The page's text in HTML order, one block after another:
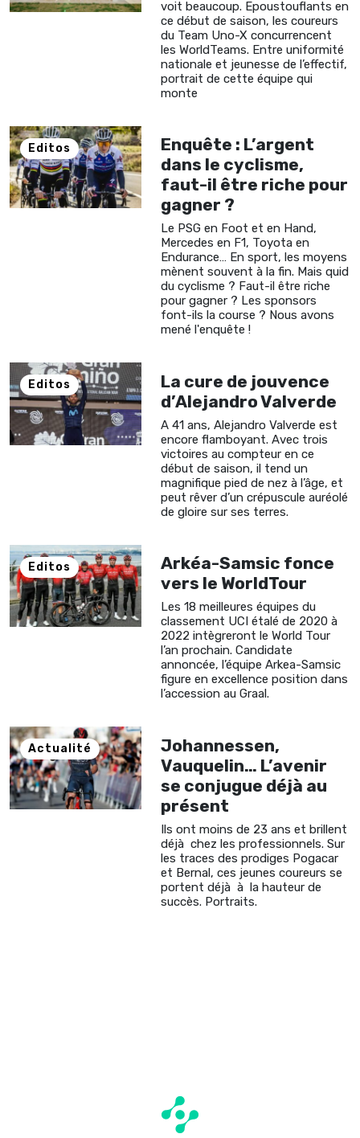
voit beaucoup. Epoustouflants en
ce début de saison, les coureurs
du Team Uno-X concurrencent
les WorldTeams. Entre uniformité
nationale et jeunesse de l’effectif,
portrait de cette équipe qui
monte
Editos
Enquête : L’argent
dans le cyclisme,
faut-il être riche pour
gagner ?
Le PSG en Foot et en Hand,
Mercedes en F1, Toyota en
Endurance… En sport, les moyens
mènent souvent à la fin. Mais quid
du cyclisme ? Faut-il être riche
pour gagner ? Les sponsors
font-ils la course ? Nous avons
mené l'enquête !
Editos
La cure de jouvence
d’Alejandro Valverde
A 41 ans, Alejandro Valverde est
encore flamboyant. Avec trois
victoires au compteur en ce
début de saison, il tend un
magnifique pied de nez à l’âge, et
peut rêver d’un crépuscule auréolé
de gloire sur ses terres.
Editos
Arkéa-Samsic fonce
vers le WorldTour
Les 18 meilleures équipes du
classement UCI étalé de 2020 à
2022 intègreront le World Tour
l’an prochain. Candidate
annoncée, l’équipe Arkea-Samsic
figure en excellence position dans
l’accession au Graal.
Actualité
Johannessen,
Vauquelin… L’avenir
se conjugue déjà au
présent
Ils ont moins de 23 ans et brillent
déjà chez les professionnels. Sur
les traces des prodiges Pogacar
et Bernal, ces jeunes coureurs se
portent déjà à la hauteur de
succès. Portraits.